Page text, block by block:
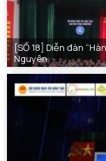
[SỐ 18] Diễn đàn
Nguyên